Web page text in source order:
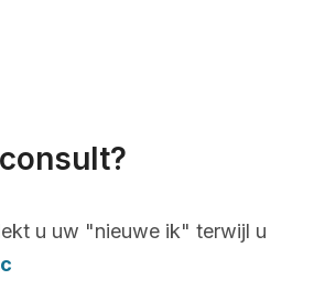
u uw "nieuwe ik" terwijl u